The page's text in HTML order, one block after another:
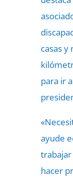
casas y
para ir
ayude
hacer